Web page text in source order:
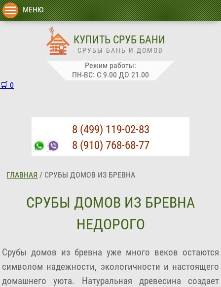
8 (499) 119-02-83
8 (910) 768-68-77
МЕНЮ
КУПИТЬ СРУБ БАНИ
СРУБЫ БАНЬ И ДОМОВ
Режим работы:
ПН-ВС: С 9.00 ДО 21.00
🛒 0
ГЛАВНАЯ / СРУБЫ ДОМОВ ИЗ БРЕВНА
СРУБЫ ДОМОВ ИЗ БРЕВНА
НЕДОРОГО
Срубы домов из бревна уже много веков остаются
символом надежности, экологичности и настоящего
домашнего уюта. Натуральная древесина создает